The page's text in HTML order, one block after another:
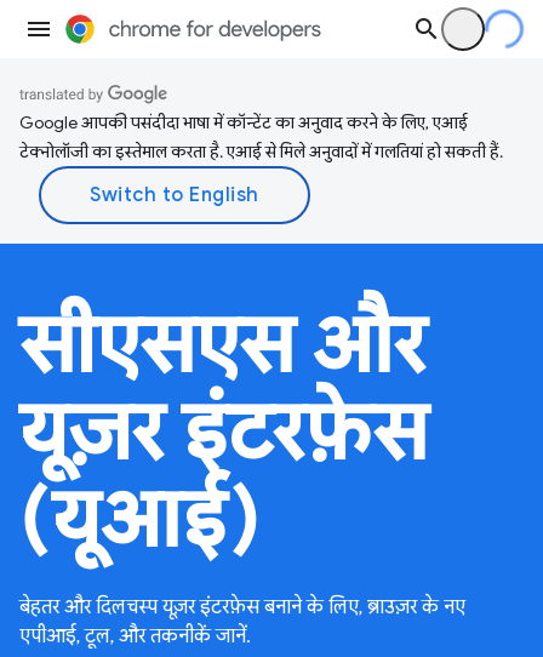
Google आपकी पसंदीदा भाषा में कॉन्टेंट का अनुवाद करने के लिए, एआई
टेक्नोलॉजी का इस्तेमाल करता है. एआई से मिले अनुवादों में गलतियां हो सकती हैं.
सीएसएस और
यूज़र इंटरफ़ेस
(यूआई)
बेहतर और दिलचस्प यूज़र इंटरफ़ेस बनाने के लिए, ब्राउज़र के नए
एपीआई, टूल, और तकनीकें जानें.